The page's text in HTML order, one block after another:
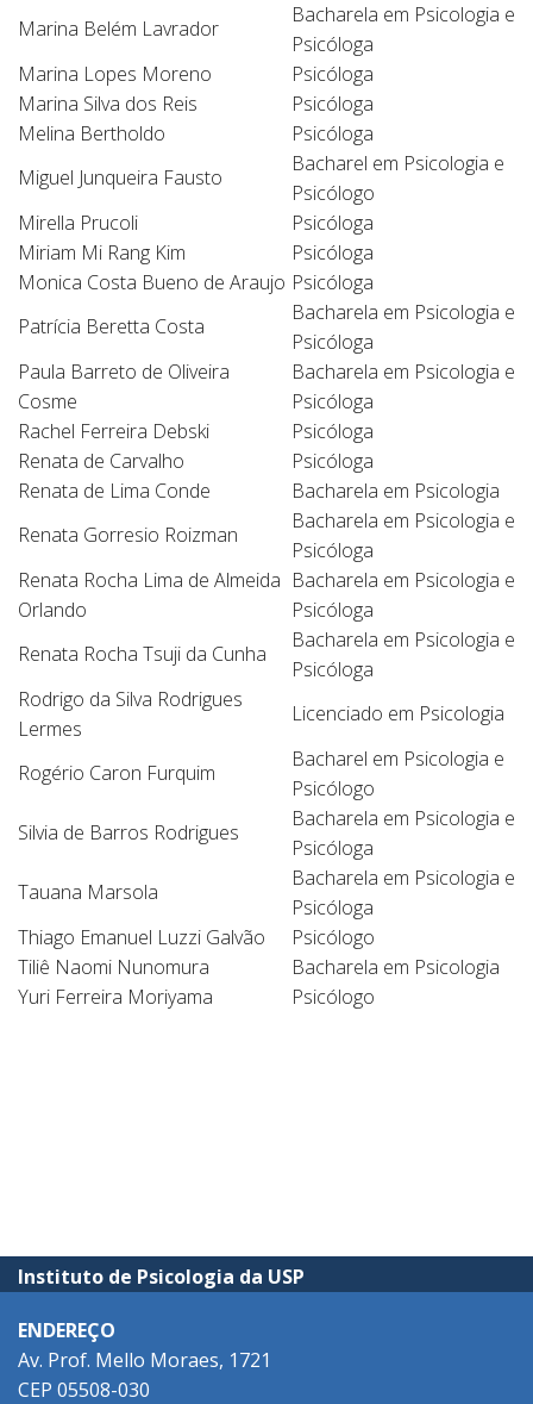
Marina Belém Lavrador
Bacharela em Psicologia e
Psicóloga
Marina Lopes Moreno
Psicóloga
Marina Silva dos Reis
Psicóloga
Melina Bertholdo
Psicóloga
Miguel Junqueira Fausto
Bacharel em Psicologia e
Psicólogo
Mirella Prucoli
Psicóloga
Miriam Mi Rang Kim
Psicóloga
Monica Costa Bueno de Araujo Psicóloga
Patrícia Beretta Costa
Bacharela em Psicologia e
Psicóloga
Paula Barreto de Oliveira
Cosme
Bacharela em Psicologia e
Psicóloga
Rachel Ferreira Debski
Psicóloga
Renata de Carvalho
Psicóloga
Renata de Lima Conde
Bacharela em Psicologia
Renata Gorresio Roizman
Bacharela em Psicologia e
Psicóloga
Renata Rocha Lima de Almeida
Orlando
Bacharela em Psicologia e
Psicóloga
Renata Rocha Tsuji da Cunha
Bacharela em Psicologia e
Psicóloga
Rodrigo da Silva Rodrigues
Lermes
Licenciado em Psicologia
Rogério Caron Furquim
Bacharel em Psicologia e
Psicólogo
Silvia de Barros Rodrigues
Bacharela em Psicologia e
Psicóloga
Tauana Marsola
Bacharela em Psicologia e
Psicóloga
Thiago Emanuel Luzzi Galvão
Psicólogo
Tiliê Naomi Nunomura
Bacharela em Psicologia
Yuri Ferreira Moriyama
Psicólogo
Instituto de Psicologia da USP
ENDEREÇO
Av. Prof. Mello Moraes, 1721
CEP 05508-030